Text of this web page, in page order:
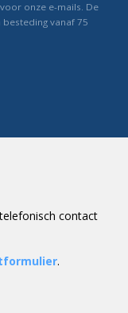
onze e-mails. De
vanaf 75
contact
.